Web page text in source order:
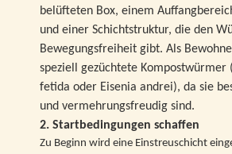
belüfteten Box, einem
und einer Schichtstruktur, die den
Bewegungsfreiheit gibt. Als
speziell gezüchtete Kompostwürmer
fetida oder Eisenia andrei), da sie
und vermehrungsfreudig sind.
2. Startbedingungen schaffen
Zu Beginn wird eine Einstreuschicht